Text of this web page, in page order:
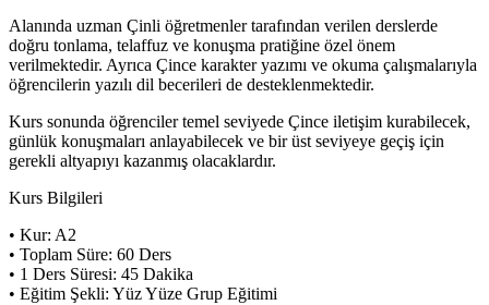
Alanında uzman Çinli öğretmenler tarafından verilen derslerde
doğru tonlama, telaffuz ve konuşma pratiğine özel önem
verilmektedir. Ayrıca Çince karakter yazımı ve okuma çalışmalarıyla
öğrencilerin yazılı dil becerileri de desteklenmektedir.
Kurs sonunda öğrenciler temel seviyede Çince iletişim kurabilecek,
günlük konuşmaları anlayabilecek ve bir üst seviyeye geçiş için
gerekli altyapıyı kazanmış olacaklardır.
Kurs Bilgileri
• Kur: A2
• Toplam Süre: 60 Ders
• 1 Ders Süresi: 45 Dakika
• Eğitim Şekli: Yüz Yüze Grup Eğitimi